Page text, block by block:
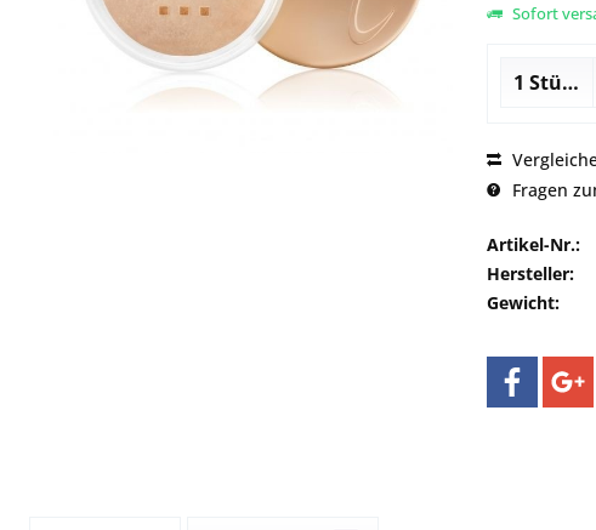
Sofort
Fragen
Artikel-Nr.:
Hersteller:
Gewicht: